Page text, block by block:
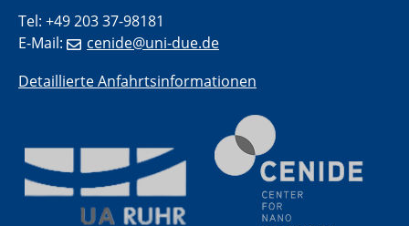
28.08.2025
2D-MATURE Seminar Series
Electrochemical Tip-enhanced Raman spectroscopy---
methodology and its application for studying solid-
liquid interfaces
Tel: +49 203 37-98181
E-Mail:
cenide@uni-due.de
Detaillierte Anfahrtsinformationen